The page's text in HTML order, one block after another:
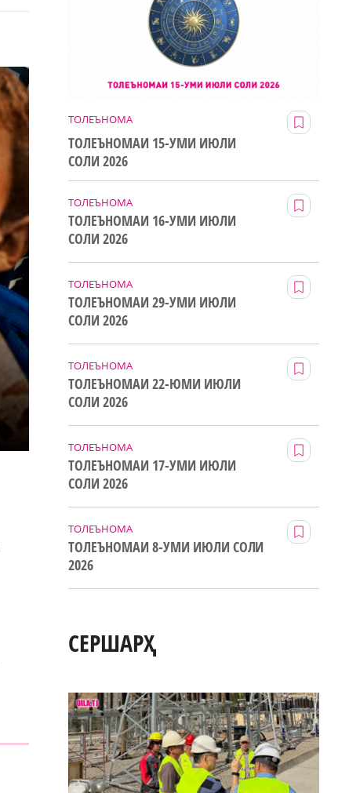
ТОЛЕЪНОМА
ТОЛЕЪНОМАИ 15-УМИ ИЮЛИ
СОЛИ 2026
ТОЛЕЪНОМА
ТОЛЕЪНОМАИ 16-УМИ ИЮЛИ
СОЛИ 2026
ТОЛЕЪНОМА
ТОЛЕЪНОМАИ 29-УМИ ИЮЛИ
СОЛИ 2026
ТОЛЕЪНОМА
ТОЛЕЪНОМАИ 22-ЮМИ ИЮЛИ
СОЛИ 2026
ТОЛЕЪНОМА
ТОЛЕЪНОМАИ 17-УМИ ИЮЛИ
СОЛИ 2026
ТОЛЕЪНОМА
ТОЛЕЪНОМАИ 8-УМИ ИЮЛИ СОЛИ
2026
СЕРШАРҲ